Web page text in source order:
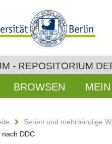
- REPOSITORIUM
BROWSEN
Serien und mehrbändige
nach DDC